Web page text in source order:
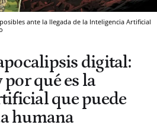
ante la llegada de la Inteligencia Artificial
digital:
por qué es la
que puede
humana